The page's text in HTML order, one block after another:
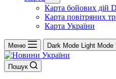
Карта бойових дій
Карта повітряних
Карта України
Меню Dark Mode Light Mode
Пошук